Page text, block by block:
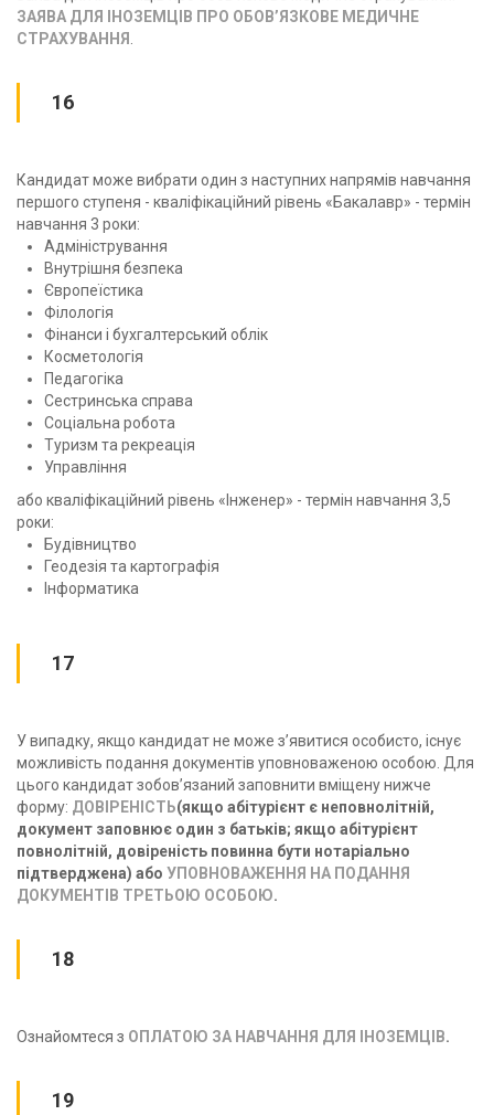
ЗАЯВА ДЛЯ ІНОЗЕМЦІВ ПРО ОБОВ’ЯЗКОВЕ МЕДИЧНЕ
СТРАХУВАННЯ
16
Кандидат може вибрати один з наступних напрямів навчання
першого ступеня - кваліфікаційний рівень «Бакалавр» - термін
навчання 3 роки:
Адміністрування
Внутрішня безпека
Європеїстика
Філологія
Фінанси і бухгалтерський облік
Косметологія
Педагогіка
Сестринська справа
Соціальна робота
Туризм та рекреація
Управління
або кваліфікаційний рівень «Інженер» - термін навчання 3,5
роки:
Будівництво
Геодезія та картографія
Інформатика
17
У випадку, якщо кандидат не може з’явитися особисто, існує
можливість подання документів уповноваженою особою. Для
цього кандидат зобов’язаний заповнити вміщену нижче
форму: ДОВІРЕНІСТЬ(якщо абітурієнт є неповнолітнiй,
документ заповнює один з батьків; якщо абітурієнт
повнолітній, довіреність повинна бути нотаріально
підтверджена) aбо УПОВНОВАЖЕННЯ НА ПОДАННЯ
ДОКУМЕНТІВ ТРЕТЬОЮ ОСОБОЮ.
18
Ознайомтеся з OПЛАТOЮ ЗA НАВЧАННЯ ДЛЯ ІНОЗЕМЦІВ.
19